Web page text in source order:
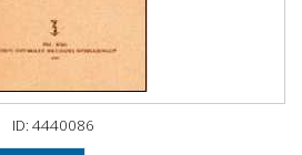
ID: 4440086